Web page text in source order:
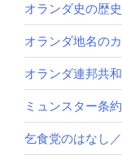
オランダ史の歴
オランダ地名の
オランダ連邦共
ミュンスター条
乞食党のはなし